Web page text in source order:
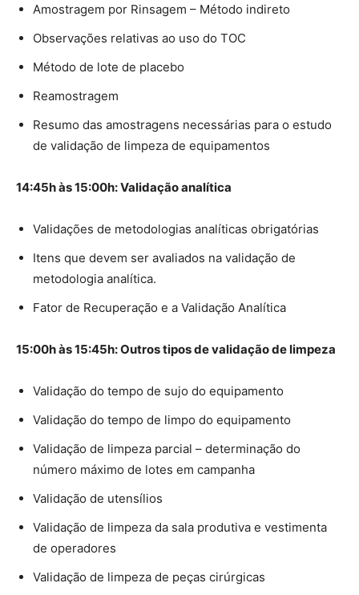
Amostragem por Rinsagem – Método indireto
Observações relativas ao uso do TOC
Método de lote de placebo
Reamostragem
Resumo das amostragens necessárias para o estudo
de validação de limpeza de equipamentos
14:45h às 15:00h: Validação analítica
Validações de metodologias analíticas obrigatórias
Itens que devem ser avaliados na validação de
metodologia analítica.
Fator de Recuperação e a Validação Analítica
15:00h às 15:45h: Outros tipos de validação de limpeza
Validação do tempo de sujo do equipamento
Validação do tempo de limpo do equipamento
Validação de limpeza parcial – determinação do
número máximo de lotes em campanha
Validação de utensílios
Validação de limpeza da sala produtiva e vestimenta
de operadores
Validação de limpeza de peças cirúrgicas